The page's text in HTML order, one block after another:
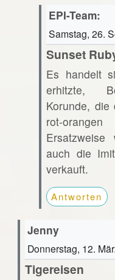
EPI-Team:
Samstag, 26.
Sunset
Es handelt
erhitzte,
Korunde, die
rot-
auch die
verkauft.
Antworten
Jenny
Donnerstag, 12.
Tigereisen